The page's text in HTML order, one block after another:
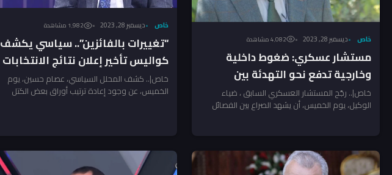
خاص ديسمبر 28, 2023 4٬082 مشاهدة
مستشار عسكري: ضغوط داخلية
وخارجية تدفع نحو التهدئة بين
الفصائل والأميركان
خاص|.. رجّح المستشار العسكري السابق ، ضياء
الوكيل، يوم الخميس، أن يشهد الصراع بين الفصائل
خاص ديسمبر 28, 2023 1٬982 مشاهدة
“تغييرات بالفائزين”.. سياسي يكشف
كواليس تأخير إعلان نتائج الانتخابات
خاص|.. كشف المحلل السياسي، عصام حسين، يوم
الخميس، عن وجود إعادة ترتيب أوراق بعض الكتل